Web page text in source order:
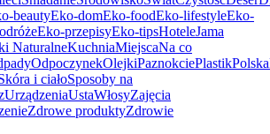
beautyEko-domEko-foodEko-lifestyleEko-
Eko-przepisyEko-tipsHoteleJama
NaturalneKuchniaMiejscaNa co
OdpoczynekOlejkiPaznokciePlastikPolska
i ciałoSposoby na
UrządzeniaUstaWłosyZajęcia
Zdrowe produktyZdrowie